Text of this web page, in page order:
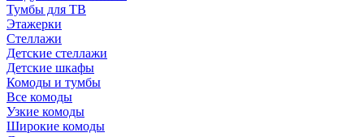
Тумбы для ТВ
Этажерки
Стеллажи
Детские стеллажи
Детские шкафы
Комоды и тумбы
Все комоды
Узкие комоды
Широкие комоды